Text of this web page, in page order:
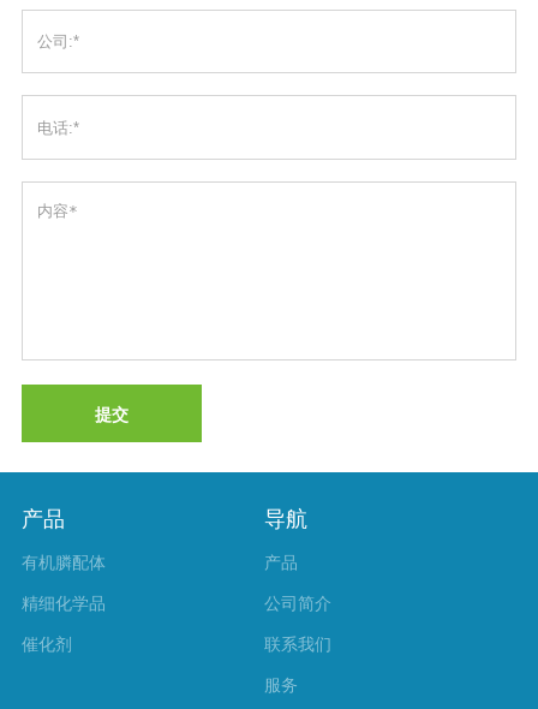
提交
产品
有机膦配体
精细化学品
催化剂
导航
产品
公司简介
联系我们
服务